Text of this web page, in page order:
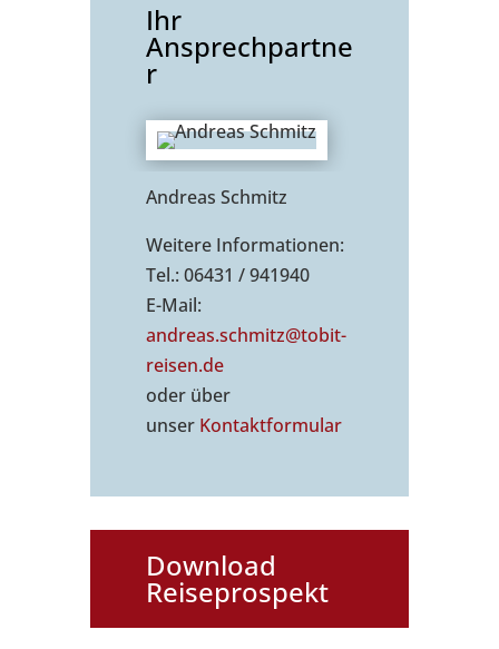
Ihr
Ansprechpartne
r
Andreas Schmitz
Weitere Informationen:
Tel.: 06431 / 941940
E-Mail:
andreas.schmitz@tobit-
reisen.de
oder über
unser Kontaktformular
Download
Reiseprospekt